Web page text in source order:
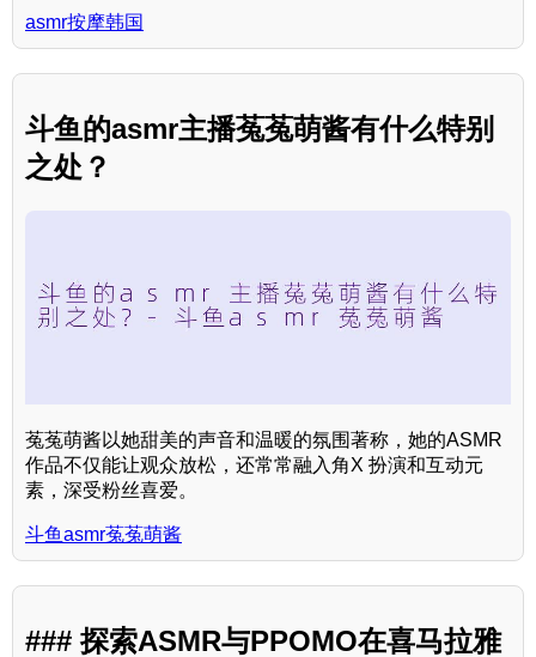
asmr按摩韩国
斗鱼的asmr主播菟菟萌酱有什么特别
之处？
菟菟萌酱以她甜美的声音和温暖的氛围著称，她的ASMR
作品不仅能让观众放松，还常常融入角X 扮演和互动元
素，深受粉丝喜爱。
斗鱼asmr菟菟萌酱
### 探索ASMR与PPOMO在喜马拉雅